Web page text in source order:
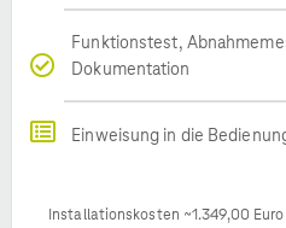
Funktionstest,
Dokumentation
Einweisung in die
Installationskosten ~1.349,00 Euro